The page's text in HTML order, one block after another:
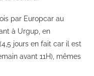
par Europcar au
à Urgup, en
jours en fait car il est
avant 11H), mêmes